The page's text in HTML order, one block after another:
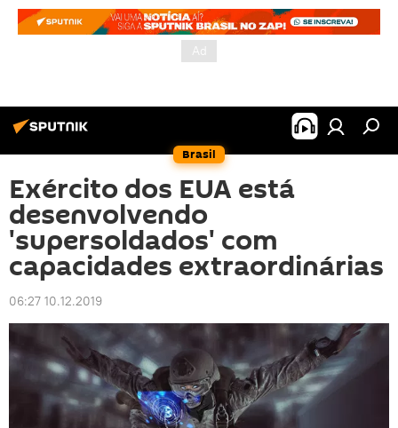
Brasil
Exército dos EUA está
desenvolvendo
'supersoldados' com
capacidades extraordinárias
06:27 10.12.2019